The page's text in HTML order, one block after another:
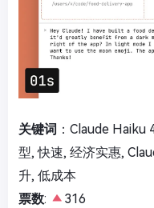
关键词 ：Claude Haiku
型, 快速, 经济实惠,
升, 低成本
票数:
316